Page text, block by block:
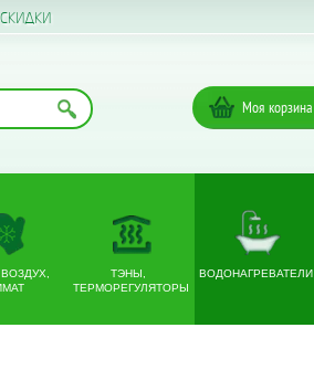
CКИДКИ
Моя корзина
ТЭНЫ,
ТЕРМОРЕГУЛЯТОРЫ
ВОДОНАГРЕВАТЕЛИ